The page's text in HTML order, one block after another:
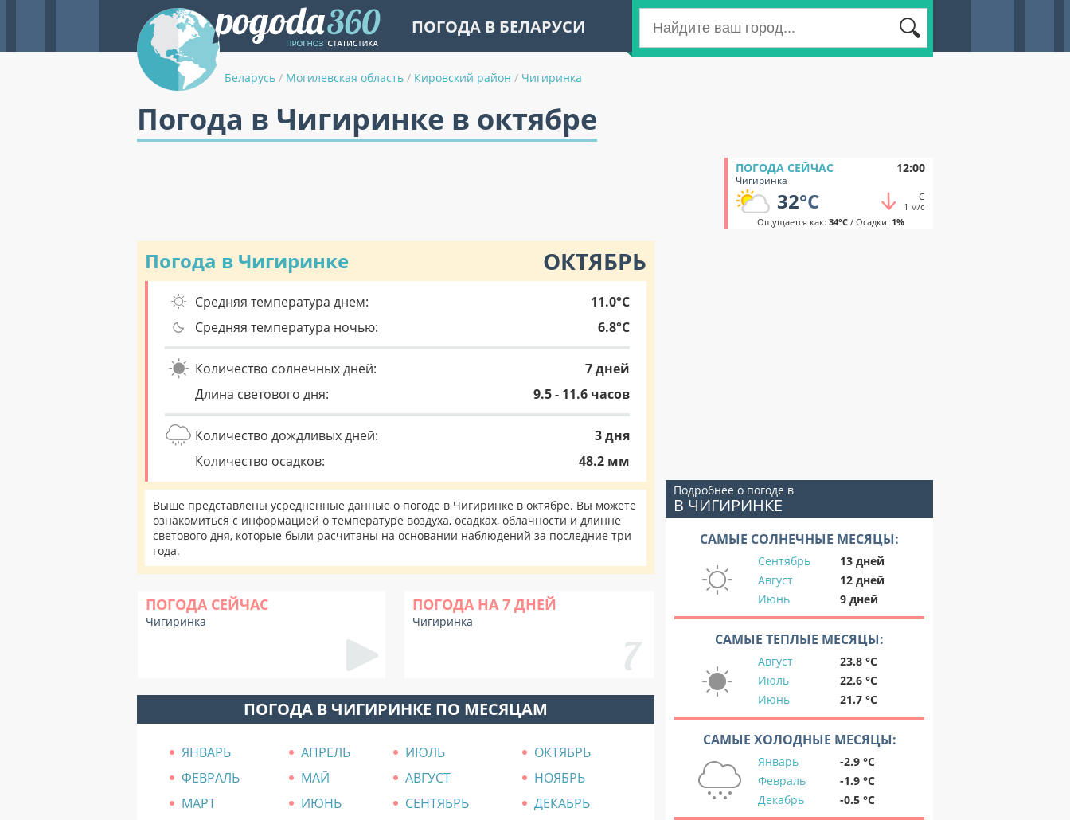
ПОГОДА В БЕЛАРУСИ
Беларусь / Могилевская область / Кировский район / Чигиринка
Погода в Чигиринке в октябре
ПОГОДА СЕЙЧАС 12:00
Чигиринка
32°C
С
1 м/с
Ощущается как: 34°C/ Осадки: 1%
Погода в Чигиринке ОКТЯБРЬ
Средняя температура днем:
11.0°C
Средняя температура ночью:
6.8°C
Количество солнечных дней:
7 дней
Длина светового дня:
9.5 - 11.6 часов
Количество дождливых дней:
3 дня
Количество осадков:
48.2 мм
Выше представлены усредненные данные о погоде в Чигиринке в октябре. Вы можете
ознакомиться с информацией о температуре воздуха, осадках, облачности и длинне
светового дня, которые были расчитаны на основании наблюдений за последние три
года.
ПОГОДА СЕЙЧАС
Чигиринка
ПОГОДА НА 7 ДНЕЙ
Чигиринка
ПОГОДА В ЧИГИРИНКЕ ПО МЕСЯЦАМ
ЯНВАРЬ АПРЕЛЬ ИЮЛЬ
ОКТЯБРЬ
ФЕВРАЛЬ
МАЙ АВГУСТ
НОЯБРЬ
МАРТ
ИЮНЬ СЕНТЯБРЬ ДЕКАБРЬ
Подробнее о погоде в
В ЧИГИРИНКЕ
САМЫЕ СОЛНЕЧНЫЕ МЕСЯЦЫ:
Сентябрь
13 дней
Август
12 дней
Июнь
9 дней
САМЫЕ ТЕПЛЫЕ МЕСЯЦЫ:
Август
23.8 °C
Июль
22.6 °C
Июнь
21.7 °C
САМЫЕ ХОЛОДНЫЕ МЕСЯЦЫ:
Январь
-2.9 °C
Февраль
-1.9 °C
Декабрь
-0.5 °C